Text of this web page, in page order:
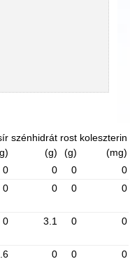
szénhidrát
(g)
rost
(g)
koleszterin
(mg)
0 0 0
0
0 0 0 0
0 3.1 0 0
0 0 0